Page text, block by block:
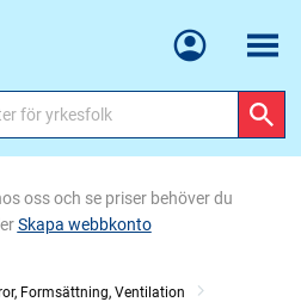
Meny
oss och se priser behöver du
Skapa webbkonto
Formsättning, Ventilation